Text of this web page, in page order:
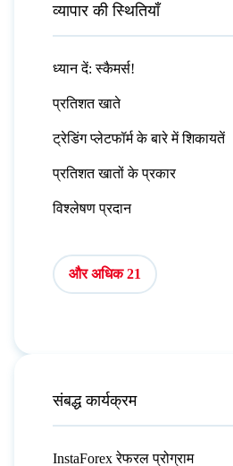
व्यापार की स्थितियाँ
ध्यान दें: स्कैमर्स!
प्रतिशत खाते
ट्रेडिंग प्लेटफॉर्म के बारे में शिकायतें
प्रतिशत खातों के प्रकार
विश्लेषण प्रदान
और अधिक 21
संबद्ध कार्यक्रम
InstaForex रेफरल प्रोग्राम